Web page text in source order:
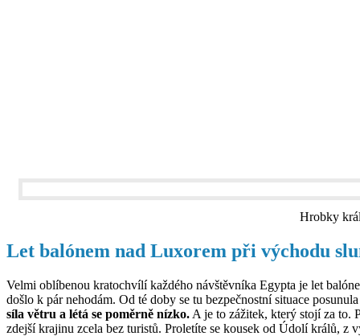
Hrobky
Let balónem nad Luxorem při východu
Velmi oblíbenou kratochvílí každého návštěvníka Egypta je let
došlo k pár nehodám. Od té doby se tu bezpečnostní situace
síla větru a létá se poměrně nízko. A je to zážitek, který stojí za to.
zdejší krajinu zcela bez turistů. Proletíte se kousek od Údolí králů, z